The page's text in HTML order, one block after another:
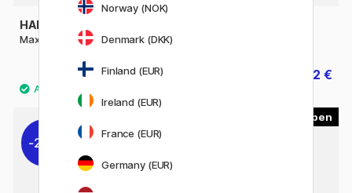
HAMA
Maxi Perlen 600er-Pack
14 €
17.50 € 2 €
20%
Norway (NOK)
Denmark (DKK)
Finland (EUR)
Ireland (EUR)
France (EUR)
Germany (EUR)